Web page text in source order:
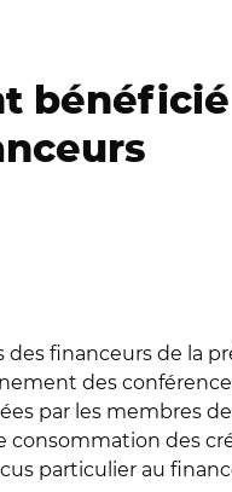
financeurs de la
des
par les membres
des
particulier au